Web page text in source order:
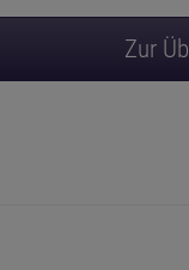
Zur